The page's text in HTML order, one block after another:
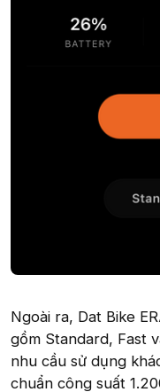
Ngoài ra, Dat Bike
gồm Standard, Fast
nhu cầu sử dụng
chuẩn công suất